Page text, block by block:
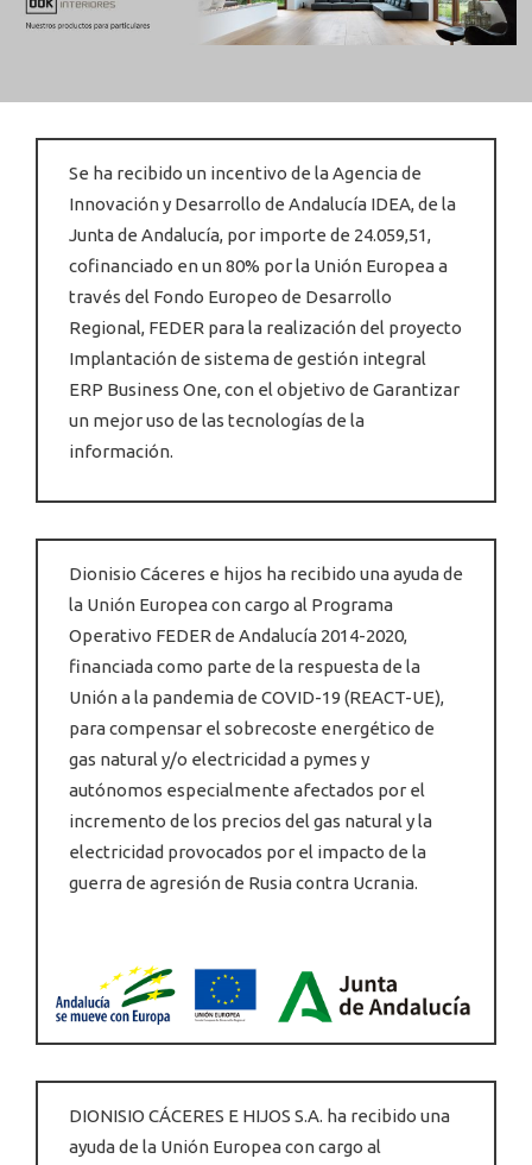
Se ha recibido un incentivo de la Agencia de
Innovación y Desarrollo de Andalucía IDEA, de la
Junta de Andalucía, por importe de 24.059,51,
cofinanciado en un 80% por la Unión Europea a
través del Fondo Europeo de Desarrollo
Regional, FEDER para la realización del proyecto
Implantación de sistema de gestión integral
ERP Business One, con el objetivo de Garantizar
un mejor uso de las tecnologías de la
información.
Dionisio Cáceres e hijos ha recibido una ayuda de
la Unión Europea con cargo al Programa
Operativo FEDER de Andalucía 2014-2020,
financiada como parte de la respuesta de la
Unión a la pandemia de COVID-19 (REACT-UE),
para compensar el sobrecoste energético de
gas natural y/o electricidad a pymes y
autónomos especialmente afectados por el
incremento de los precios del gas natural y la
electricidad provocados por el impacto de la
guerra de agresión de Rusia contra Ucrania.
DIONISIO CÁCERES E HIJOS S.A. ha recibido una
ayuda de la Unión Europea con cargo al